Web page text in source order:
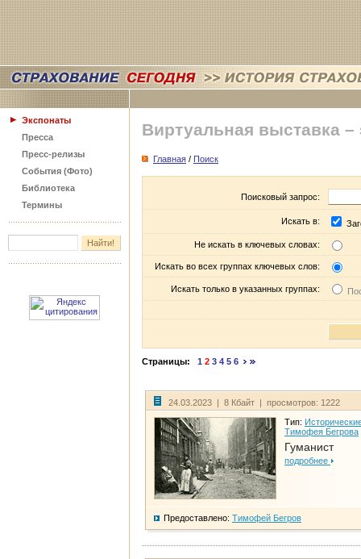
Экспонаты
Пресса
Пресс-релизы
События (Фото)
Библиотека
Термины
Виртуальная выставка –
Главная / Поиск
Поисковый запрос:
Искать в:
Не искать в ключевых словах:
Искать во всех группах ключевых слов:
Искать только в указанных группах:
Страницы: 1 2 3 4 5 6
24.03.2023 | 8 Кбайт | просмотров: 1222
Тип:
Тимофея Бегрова
Гуманист
подробнее
Предоставлено: Тимофей Бегров